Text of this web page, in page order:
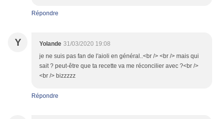
Répondre
Y Yolande 31/03/2020 19:08
je ne suis pas fan de l'aioli en général..<br /> <br /> mais qui
sait ? peut-être que ta recette va me réconcilier avec ?<br />
<br /> bizzzzz
Répondre